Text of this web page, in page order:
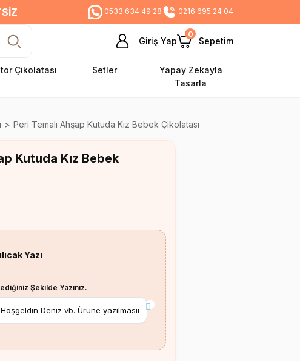
0533 634 49 28 0216 695 24 04
Giriş Yap
0
Sepetim
Çikolatası Setler
Yapay Zekayla
Tasarla
Peri Temalı Ahşap Kutuda Kız Bebek Çikolatası
Kutuda Kız Bebek
Yazı
Şekilde Yazınız.
*